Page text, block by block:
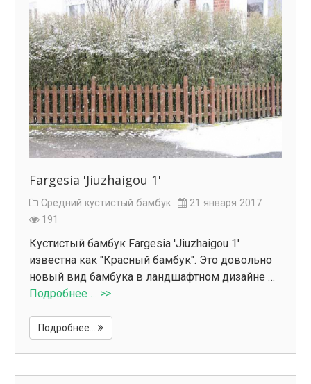
Fargesia 'Jiuzhaigou 1'
Средний кустистый бамбук
21 января 2017
191
Кустистый бамбук Fargesia 'Jiuzhaigou 1'
известна как "Красный бамбук". Это довольно
новый вид бамбука в ландшафтном дизайне …
Подробнее … >>
Подробнее...